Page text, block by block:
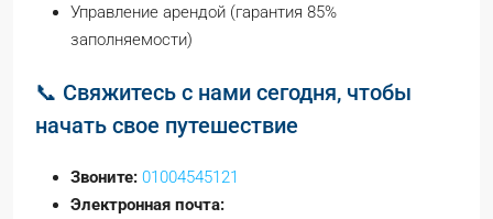
Управление арендой (гарантия 85%
заполняемости)
📞 Свяжитесь с нами сегодня, чтобы
начать свое путешествие
Звоните: 01004545121
Электронная почта: